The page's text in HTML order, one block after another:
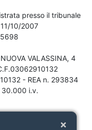
presso il tribunale
10/2007
VALASSINA, 4
- REA n. 293834
30.000 i.v.